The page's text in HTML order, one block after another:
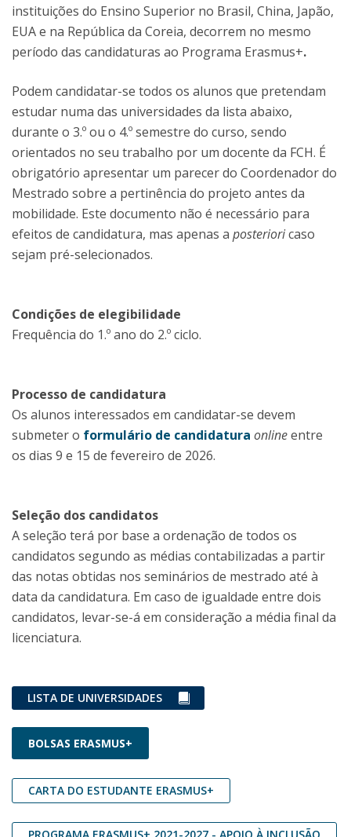
instituições do Ensino Superior no Brasil, China, Japão,
EUA e na República da Coreia, decorrem no mesmo
período das candidaturas ao Programa Erasmus+.
Podem candidatar-se todos os alunos que pretendam
estudar numa das universidades da lista abaixo,
durante o 3.º ou o 4.º semestre do curso, sendo
orientados no seu trabalho por um docente da FCH. É
obrigatório apresentar um parecer do Coordenador do
Mestrado sobre a pertinência do projeto antes da
mobilidade. Este documento não é necessário para
efeitos de candidatura, mas apenas a posterioricaso
sejam pré-selecionados.
Condições de elegibilidade
Frequência do 1.º ano do 2.º ciclo.
Processo de candidatura
Os alunos interessados em candidatar-se devem
submeter o formulário de candidatura onlineentre
os dias 9 e 15 de fevereiro de 2026.
Seleção dos candidatos
A seleção terá por base a ordenação de todos os
candidatos segundo as médias contabilizadas a partir
das notas obtidas nos seminários de mestrado até à
data da candidatura. Em caso de igualdade entre dois
candidatos, levar-se-á em consideração a média final da
licenciatura.
LISTA DE UNIVERSIDADES
BOLSAS ERASMUS+
CARTA DO ESTUDANTE ERASMUS+